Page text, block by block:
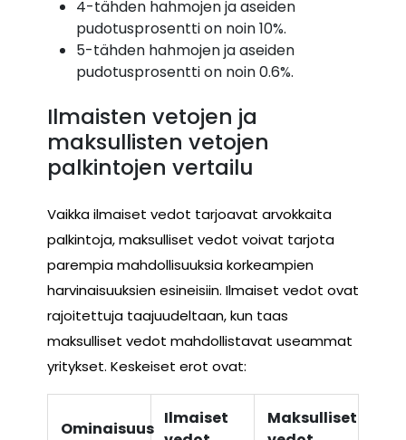
4-tähden hahmojen ja aseiden
pudotusprosentti on noin 10%.
5-tähden hahmojen ja aseiden
pudotusprosentti on noin 0.6%.
Ilmaisten vetojen ja
maksullisten vetojen
palkintojen vertailu
Vaikka ilmaiset vedot tarjoavat arvokkaita
palkintoja, maksulliset vedot voivat tarjota
parempia mahdollisuuksia korkeampien
harvinaisuuksien esineisiin. Ilmaiset vedot ovat
rajoitettuja taajuudeltaan, kun taas
maksulliset vedot mahdollistavat useammat
yritykset. Keskeiset erot ovat:
Ominaisuus
Ilmaiset
Maksulliset